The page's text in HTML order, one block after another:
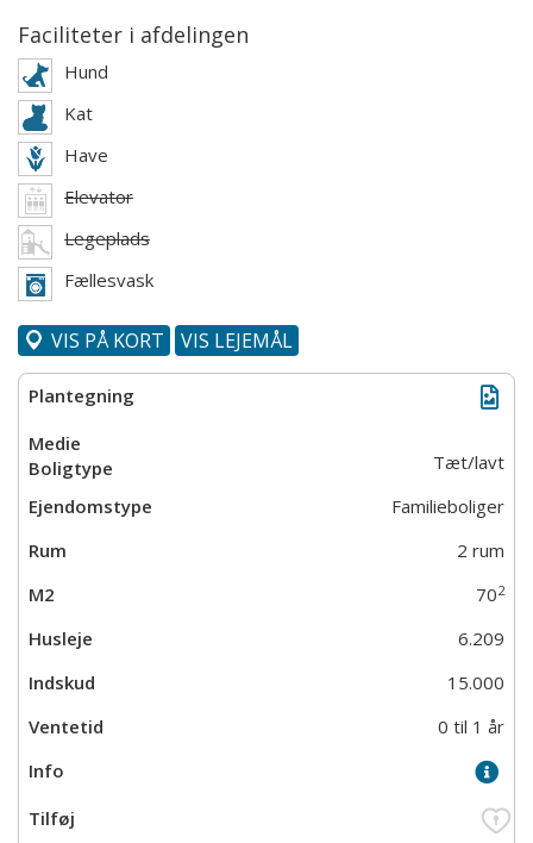
Faciliteter i afdelingen
Hund
Kat
Have
Elevator
Legeplads
Fællesvask
VIS PÅ KORT VIS LEJEMÅL
Tæt/lavt
Familieboliger
2 rum
702
6.209
15.000
0 til 1 år